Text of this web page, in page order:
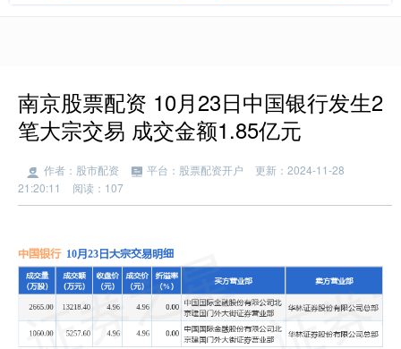
南京股票配资 10月23日中国银行发生2
笔大宗交易 成交金额1.85亿元
作者：股市配资 平台：股票配资开户
更新：2024-11-28
21:20:11
阅读：107